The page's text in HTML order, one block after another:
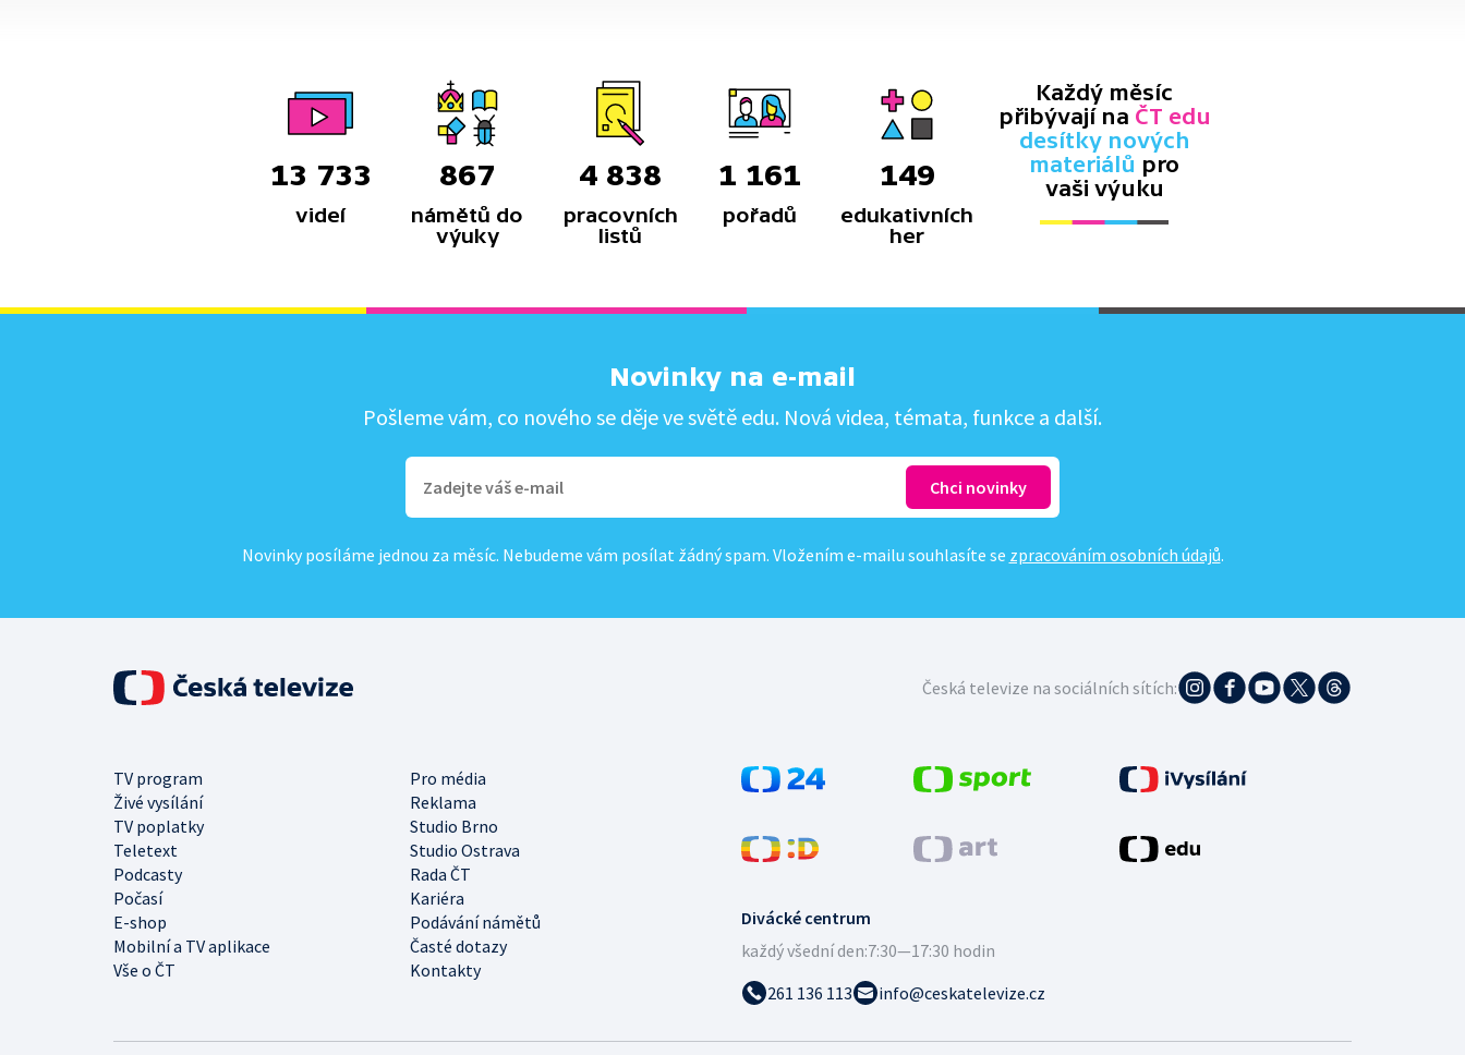
13 733
videí
867
námětů do
výuky
4 838
pracovních
listů
1 161
pořadů
149
edukativních
her
Každý měsíc
přibývají na ČT edu
desítky nových
materiálů pro
vaši výuku
Novinky na e-mail
Pošleme vám, co nového se děje ve světě edu. Nová videa, témata, funkce a další.
Novinky posíláme jednou za měsíc. Nebudeme vám posílat žádný spam. Vložením e-mailu souhlasíte se zpracováním osobních údajů.